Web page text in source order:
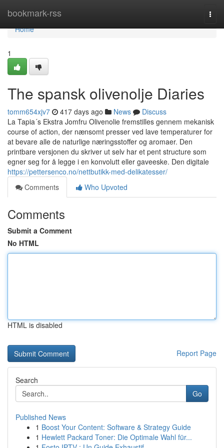
bookmark-rss
Home
Home
1
The spansk olivenolje Diaries
tomm654xjv7 417 days ago News
Discuss
La Tapia´s Ekstra Jomfru Olivenolie fremstilles gennem mekanisk
course of action, der nænsomt presser ved lave temperaturer for
at bevare alle de naturlige næringsstoffer og aromaer. Den
printbare versjonen du skriver ut selv har et pent structure som
egner seg for å legge i en konvolutt eller gaveeske. Den digitale
https://pettersenco.no/nettbutikk-med-delikatesser/
Comments
Who Upvoted
Comments
Submit a Comment
No HTML
HTML is disabled
Report Page
Search
Go
Published News
1 Boost Your Content: Software & Strategy Guide
1 Hewlett Packard Toner: Die Optimale Wahl für...